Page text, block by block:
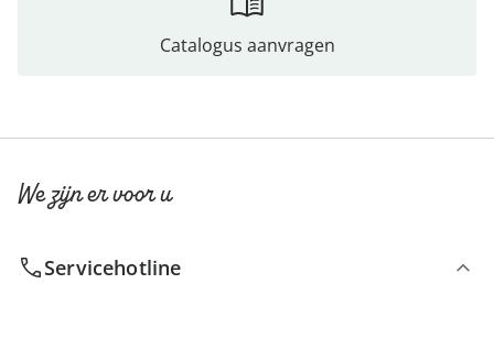
Catalogus aanvragen
We zijn er voor u
Servicehotline